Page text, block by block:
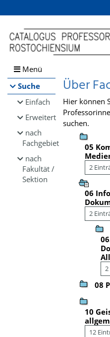
Browsen
direkt zum Inhalt
Menü
Suche
Einfach
Erweitert
nach
Fachgebiet
nach
Fakultät /
Sektion
Über
Hier können
suchen.
05
2
06
2
2
08
10
12